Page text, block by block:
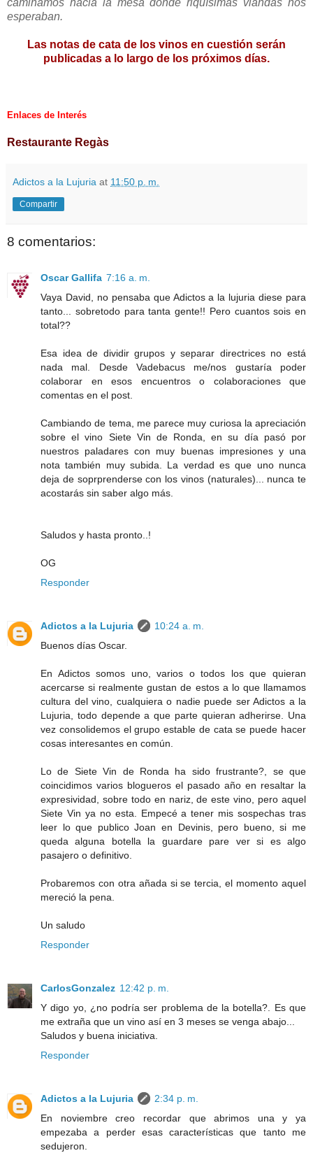
esperaban.
Las notas de cata de los vinos en cuestión serán
publicadas a lo largo de los próximos días.
Enlaces de Interés
Restaurante Regàs
Adictos a la Lujuria at 11:50 p. m.
Compartir
8 comentarios:
Oscar Gallifa 7:16 a. m.
Vaya David, no pensaba que Adictos a la lujuria diese para
tanto... sobretodo para tanta gente!! Pero cuantos sois en
total??
Esa idea de dividir grupos y separar directrices no está
nada mal. Desde Vadebacus me/nos gustaría poder
colaborar en esos encuentros o colaboraciones que
comentas en el post.
Cambiando de tema, me parece muy curiosa la apreciación
sobre el vino Siete Vin de Ronda, en su día pasó por
nuestros paladares con muy buenas impresiones y una
nota también muy subida. La verdad es que uno nunca
deja de soprprenderse con los vinos (naturales)... nunca te
acostarás sin saber algo más.
Saludos y hasta pronto..!
OG
Responder
Adictos a la Lujuria
10:24 a. m.
Buenos días Oscar.
En Adictos somos uno, varios o todos los que quieran
acercarse si realmente gustan de estos a lo que llamamos
cultura del vino, cualquiera o nadie puede ser Adictos a la
Lujuria, todo depende a que parte quieran adherirse. Una
vez consolidemos el grupo estable de cata se puede hacer
cosas interesantes en común.
Lo de Siete Vin de Ronda ha sido frustrante?, se que
coincidimos varios blogueros el pasado año en resaltar la
expresividad, sobre todo en nariz, de este vino, pero aquel
Siete Vin ya no esta. Empecé a tener mis sospechas tras
leer lo que publico Joan en Devinis, pero bueno, si me
queda alguna botella la guardare pare ver si es algo
pasajero o definitivo.
Probaremos con otra añada si se tercia, el momento aquel
mereció la pena.
Un saludo
Responder
CarlosGonzalez 12:42 p. m.
Y digo yo, ¿no podría ser problema de la botella?. Es que
me extraña que un vino así en 3 meses se venga abajo...
Saludos y buena iniciativa.
Responder
Adictos a la Lujuria
2:34 p. m.
En noviembre creo recordar que abrimos una y ya
empezaba a perder esas características que tanto me
sedujeron.